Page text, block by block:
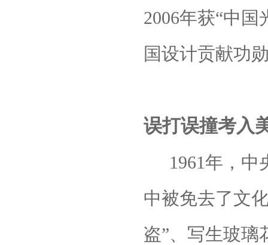
2006年获“中
国设计贡献功
误打误撞考入
1961年，
中被免去了文
盗”、写生玻璃